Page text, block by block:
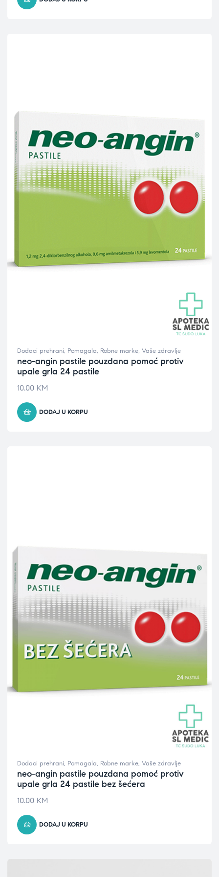
Dodaci prehrani, Pomagala, Robne marke, Vaše zdravlje
neo-angin pastile pouzdana pomoć protiv
upale grla 24 pastile
10.00 KM
DODAJ U KORPU
Dodaci prehrani, Pomagala, Robne marke, Vaše zdravlje
neo-angin pastile pouzdana pomoć protiv
upale grla 24 pastile bez šećera
10.00 KM
DODAJ U KORPU